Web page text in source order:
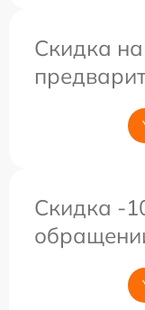
Скидка
Скидка -